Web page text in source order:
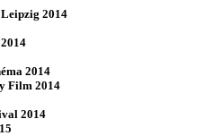
2014
2014
Film 2014
2014